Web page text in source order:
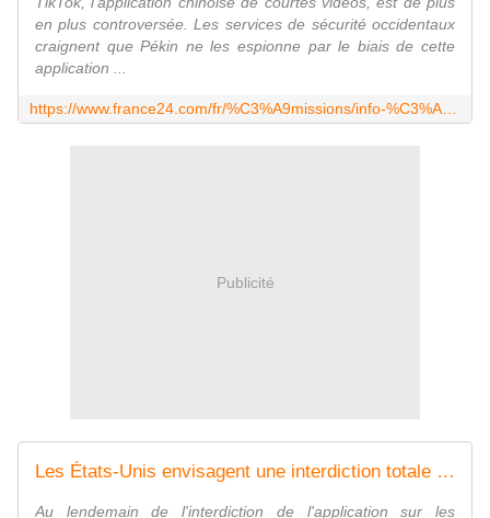
en plus controversée. Les services de sécurité occidentaux
craignent que Pékin ne les espionne par le biais de cette
application ...
Publicité
Les États-Unis envisagent une interdiction totale de l'application TikTok
Au lendemain de l'interdiction de l'application sur les